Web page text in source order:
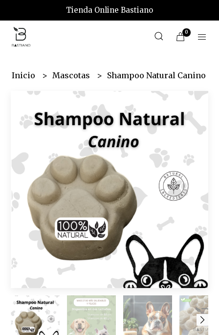
Tienda Online Bastiano
0
Inicio Mascotas Shampoo Natural Canino